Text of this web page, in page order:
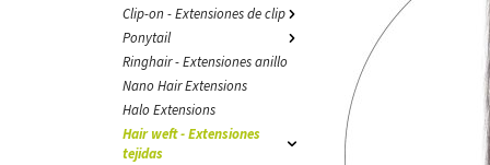
Clip-on - Extensiones de clip
Ponytail
Ringhair - Extensiones anillo
Nano Hair Extensions
Halo Extensions
Hair weft - Extensiones
tejidas